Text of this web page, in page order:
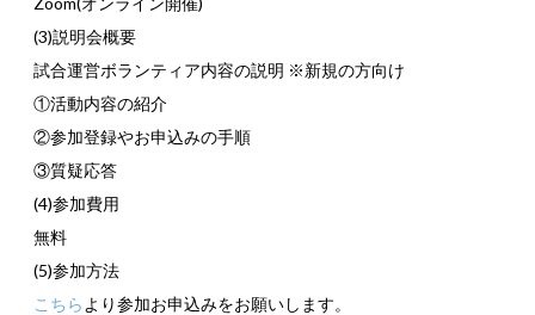
(3)説明会概要
試合運営ボランティア内容の説明 ※新規の方向け
①活動内容の紹介
②参加登録やお申込みの手順
③質疑応答
(4)参加費用
無料
(5)参加方法
こちら より参加お申込みをお願いします。